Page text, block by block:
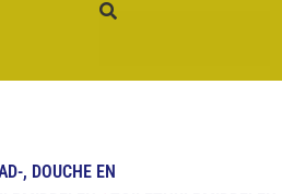
, DOUCHE EN